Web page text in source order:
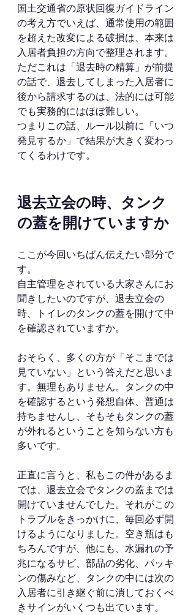
国土交通省の原状回復ガイドライン
の考え方でいえば、通常使用の範囲
を超えた改変による破損は、本来は
入居者負担の方向で整理されます。
ただこれは「退去時の精算」が前提
の話で、退去してしまった入居者に
後から請求するのは、法的には可能
でも実務的にはほぼ難しい。
つまりこの話、ルール以前に「いつ
発見するか」で結果が大きく変わっ
てくるわけです。
退去立会の時、タンク
の蓋を開けていますか
ここが今回いちばん伝えたい部分で
す。
自主管理をされている大家さんにお
聞きしたいのですが、退去立会の
時、トイレのタンクの蓋を開けて中
を確認されていますか。
おそらく、多くの方が「そこまでは
見ていない」という答えだと思いま
す。無理もありません。タンクの中
を確認するという発想自体、普通は
持ちませんし、そもそもタンクの蓋
が外れるということを知らない方も
多いです。
正直に言うと、私もこの件があるま
では、退去立会でタンクの蓋までは
開けていませんでした。それがこの
トラブルをきっかけに、毎回必ず開
けるようになりました。空き瓶はも
ちろんですが、他にも、水漏れの予
兆になるサビ、部品の劣化、パッキ
ンの傷みなど、タンクの中には次の
入居者に引き継ぐ前に潰しておくべ
きサインがいくつも出ています。